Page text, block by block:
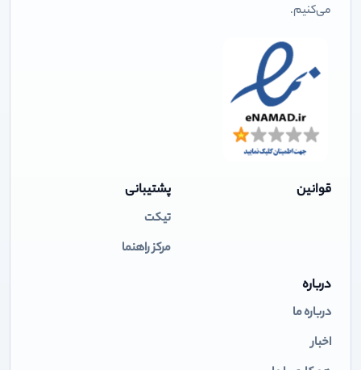
می‌کنیم.
قوانین پشتیبانی
تیکت
مرکز راهنما
درباره
درباره ما
اخبار